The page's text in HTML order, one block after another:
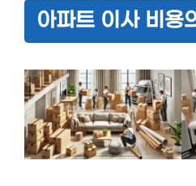
아파트 이사 비용